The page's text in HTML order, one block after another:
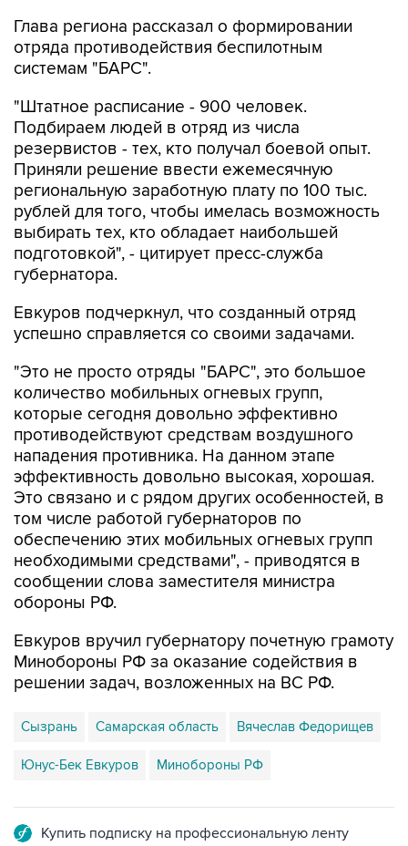
Глава региона рассказал о формировании
отряда противодействия беспилотным
системам "БАРС".
"Штатное расписание - 900 человек.
Подбираем людей в отряд из числа
резервистов - тех, кто получал боевой опыт.
Приняли решение ввести ежемесячную
региональную заработную плату по 100 тыс.
рублей для того, чтобы имелась возможность
выбирать тех, кто обладает наибольшей
подготовкой", - цитирует пресс-служба
губернатора.
Евкуров подчеркнул, что созданный отряд
успешно справляется со своими задачами.
"Это не просто отряды "БАРС", это большое
количество мобильных огневых групп,
которые сегодня довольно эффективно
противодействуют средствам воздушного
нападения противника. На данном этапе
эффективность довольно высокая, хорошая.
Это связано и с рядом других особенностей, в
том числе работой губернаторов по
обеспечению этих мобильных огневых групп
необходимыми средствами", - приводятся в
сообщении слова заместителя министра
обороны РФ.
Евкуров вручил губернатору почетную грамоту
Минобороны РФ за оказание содействия в
решении задач, возложенных на ВС РФ.
Сызрань Самарская область Вячеслав Федорищев
Юнус-Бек Евкуров Минобороны РФ
Купить подписку на профессиональную ленту